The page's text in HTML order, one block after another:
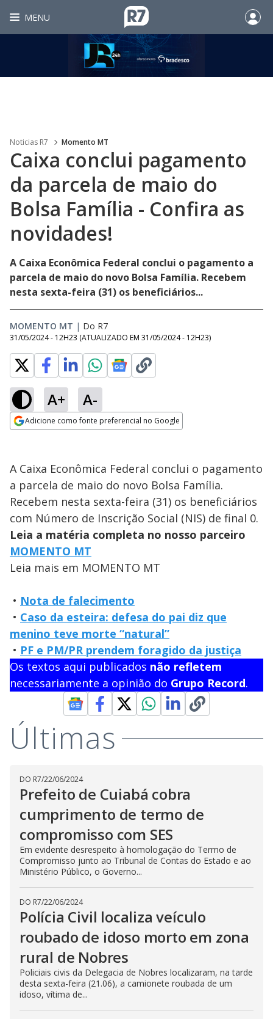
MENU
Noticias R7 Momento MT
Caixa conclui pagamento
da parcela de maio do
Bolsa Família - Confira as
novidades!
A Caixa Econômica Federal conclui o pagamento a
parcela de maio do novo Bolsa Família. Recebem
nesta sexta-feira (31) os beneficiários...
MOMENTO MT | Do R7
31/05/2024 - 12H23 (ATUALIZADO EM 31/05/2024 - 12H23)
A+ A-
Adicione como fonte preferencial no Google
A Caixa Econômica Federal conclui o pagamento
a parcela de maio do novo Bolsa Família.
Recebem nesta sexta-feira (31) os beneficiários
com Número de Inscrição Social (NIS) de final 0.
Leia a matéria completa no nosso parceiro
MOMENTO MT
Leia mais em MOMENTO MT
• Nota de falecimento
• Caso da esteira: defesa do pai diz que
menino teve morte “natural”
• PF e PM/PR prendem foragido da justiça
Os textos aqui publicados não refletem
necessariamente a opinião do Grupo Record.
Últimas
DO R7/22/06/2024
Prefeito de Cuiabá cobra
cumprimento de termo de
compromisso com SES
Em evidente desrespeito à homologação do Termo de
Compromisso junto ao Tribunal de Contas do Estado e ao
Ministério Público, o Governo...
DO R7/22/06/2024
Polícia Civil localiza veículo
roubado de idoso morto em zona
rural de Nobres
Policiais civis da Delegacia de Nobres localizaram, na tarde
desta sexta-feira (21.06), a camionete roubada de um
idoso, vítima de...